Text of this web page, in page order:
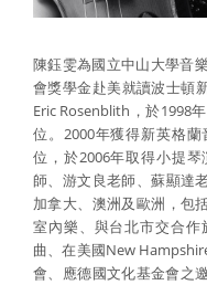
陳鈺雯為國立中山大學音
會獎學金赴美就讀波士頓
Eric Rosenblith，於1998
位。2000年獲得新英格
位，於2006年取得小提
師、游文良老師、蘇顯達
加拿大、澳洲及歐洲，包
室內樂、與台北市交合
曲、在美國New
會、應德國文化基金會之